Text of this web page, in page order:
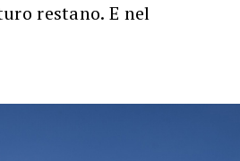
restano. E nel